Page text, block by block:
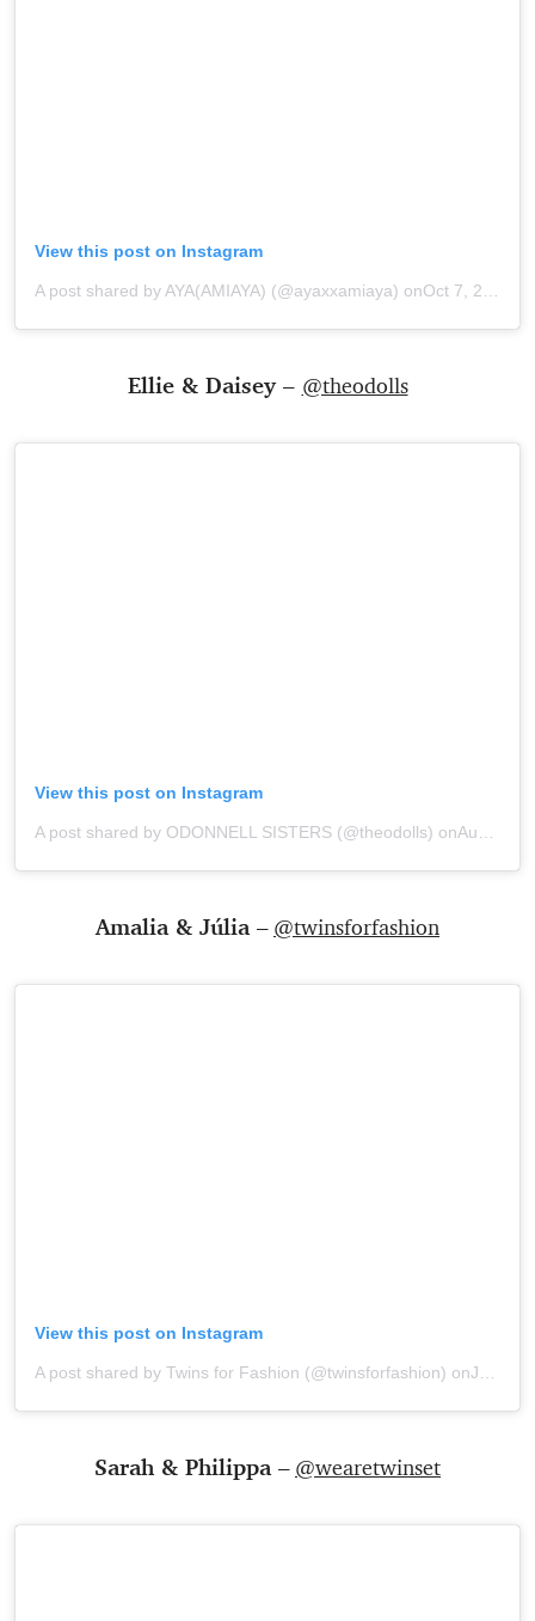
View this post on Instagram
A post shared by AYA(AMIAYA) (@ayaxxamiaya) onOct 7, 2019 at 7:37am PDT
Ellie & Daisey – @theodolls
View this post on Instagram
A post shared by ODONNELL SISTERS (@theodolls) onAug 18, 2019 at 10:29am PDT
Amalia & Júlia – @twinsforfashion
View this post on Instagram
A post shared by Twins for Fashion (@twinsforfashion) onJun 9, 2019 at 1:32pm PDT
Sarah & Philippa – @wearetwinset